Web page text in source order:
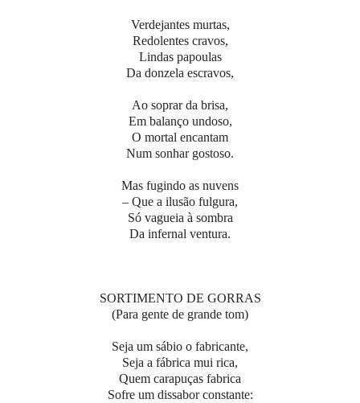
Verdejantes murtas,
Redolentes cravos,
Lindas papoulas
Da donzela escravos,
Ao soprar da brisa,
Em balanço undoso,
O mortal encantam
Num sonhar gostoso.
Mas fugindo as nuvens
– Que a ilusão fulgura,
Só vagueia à sombra
Da infernal ventura.
SORTIMENTO DE GORRAS
(Para gente de grande tom)
Seja um sábio o fabricante,
Seja a fábrica mui rica,
Quem carapuças fabrica
Sofre um dissabor constante: